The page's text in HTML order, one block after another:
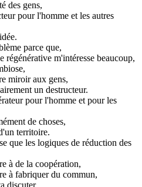
des gens,
pour l'homme et les autres
parce que,
régénérative m'intéresse beaucoup,
miroir aux gens,
un destructeur.
pour l'homme et pour les
de choses,
territoire.
que les logiques de réduction des
à de la coopération,
à fabriquer du commun,